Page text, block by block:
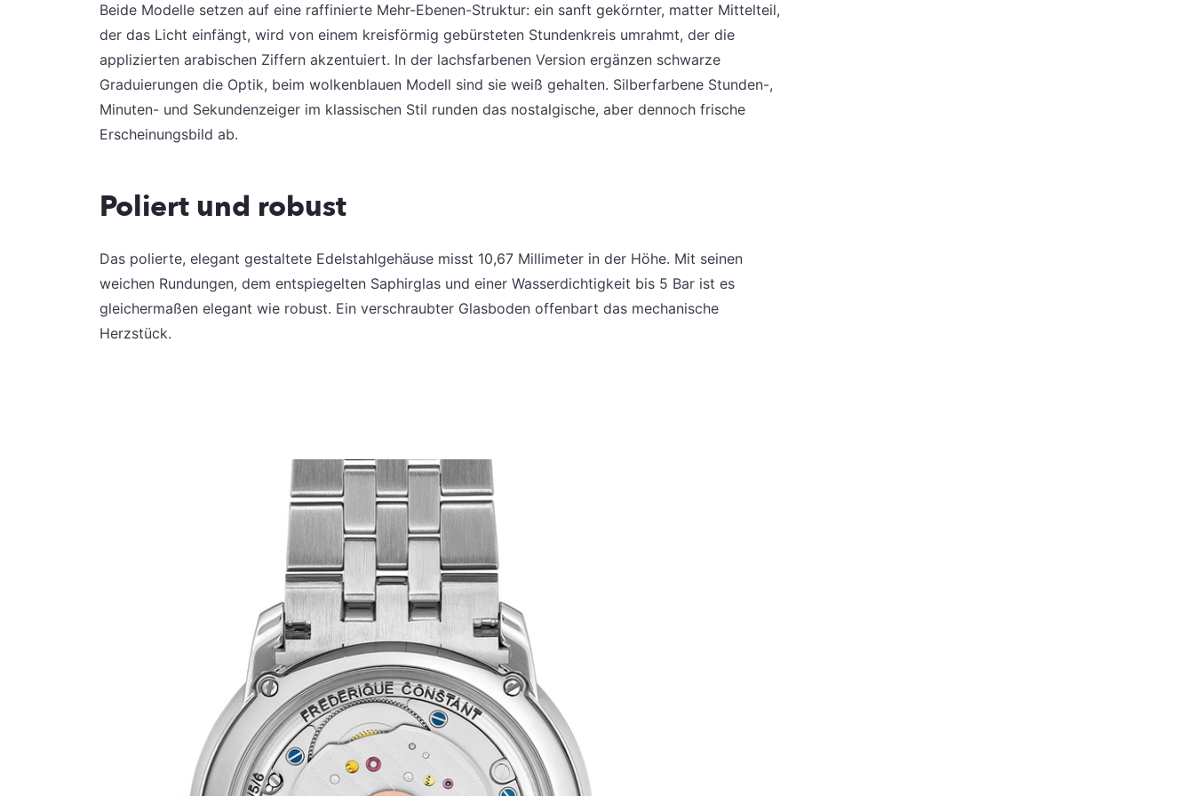
Beide Modelle setzen auf eine raffinierte Mehr-Ebenen-Struktur: ein sanft gekörnter, matter Mittelteil,
der das Licht einfängt, wird von einem kreisförmig gebürsteten Stundenkreis umrahmt, der die
applizierten arabischen Ziffern akzentuiert. In der lachsfarbenen Version ergänzen schwarze
Graduierungen die Optik, beim wolkenblauen Modell sind sie weiß gehalten. Silberfarbene Stunden-,
Minuten- und Sekundenzeiger im klassischen Stil runden das nostalgische, aber dennoch frische
Erscheinungsbild ab.
Poliert und robust
Das polierte, elegant gestaltete Edelstahlgehäuse misst 10,67 Millimeter in der Höhe. Mit seinen
weichen Rundungen, dem entspiegelten Saphirglas und einer Wasserdichtigkeit bis 5 Bar ist es
gleichermaßen elegant wie robust. Ein verschraubter Glasboden offenbart das mechanische
Herzstück.